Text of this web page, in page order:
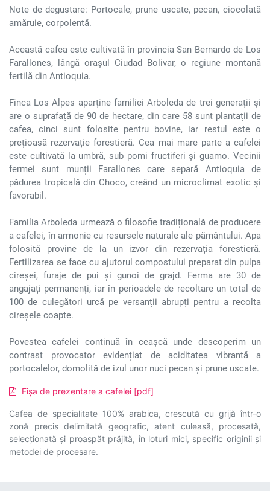
Note de degustare: Portocale, prune uscate, pecan, ciocolată
amăruie, corpolentă.
Această cafea este cultivată în provincia San Bernardo de Los
Farallones, lângă orașul Ciudad Bolivar, o regiune montană
fertilă din Antioquia.
Finca Los Alpes aparține familiei Arboleda de trei generații și
are o suprafață de 90 de hectare, din care 58 sunt plantații de
cafea, cinci sunt folosite pentru bovine, iar restul este o
prețioasă rezervație forestieră. Cea mai mare parte a cafelei
este cultivată la umbră, sub pomi fructiferi și guamo. Vecinii
fermei sunt munții Farallones care separă Antioquia de
pădurea tropicală din Choco, creând un microclimat exotic și
favorabil.
Familia Arboleda urmează o filosofie tradițională de producere
a cafelei, în armonie cu resursele naturale ale pământului. Apa
folosită provine de la un izvor din rezervația forestieră.
Fertilizarea se face cu ajutorul compostului preparat din pulpa
cireșei, furaje de pui și gunoi de grajd. Ferma are 30 de
angajați permanenți, iar în perioadele de recoltare un total de
100 de culegători urcă pe versanții abrupți pentru a recolta
cireșele coapte.
Povestea cafelei continuă în ceașcă unde descoperim un
contrast provocator evidențiat de aciditatea vibrantă a
portocalelor, domolită de izul unor nuci pecan și prune uscate.
Fișa de prezentare a cafelei [pdf]
Cafea de specialitate 100% arabica, crescută cu grijă într-o
zonă precis delimitată geografic, atent culeasă, procesată,
selecționată și proaspăt prăjită, în loturi mici, specific originii și
metodei de procesare.